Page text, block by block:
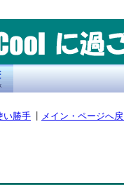
い勝手 メイン・ページへ